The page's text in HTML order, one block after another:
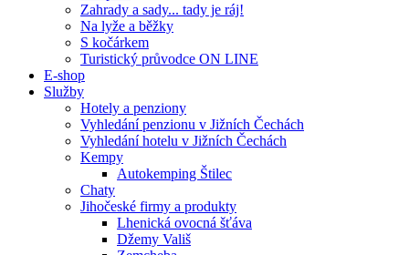
Zahrady a sady... tady je ráj!
Na lyže a běžky
S kočárkem
Turistický průvodce ON LINE
E-shop
Služby
Hotely a penziony
Vyhledání penzionu v Jižních Čechách
Vyhledání hotelu v Jižních Čechách
Kempy
Autokemping Štilec
Chaty
Jihočeské firmy a produkty
Lhenická ovocná šťáva
Džemy Vališ